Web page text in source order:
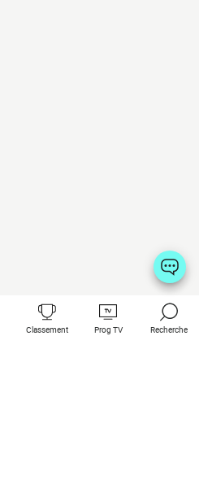
Classement Prog TV Recherche